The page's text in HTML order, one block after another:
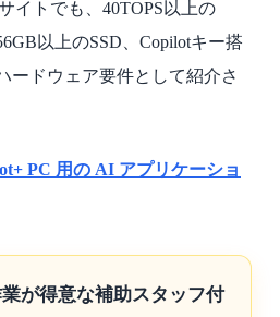
イトでも、40TOPS以上の
以上のSSD、Copilotキー搭
ードウェア要件として紹介さ
PC 用の AI アプリケーショ
が得意な補助スタッフ付